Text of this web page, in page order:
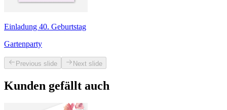
Einladung 40. Geburtstag
Gartenparty
Previous slide Next slide
Kunden gefällt auch